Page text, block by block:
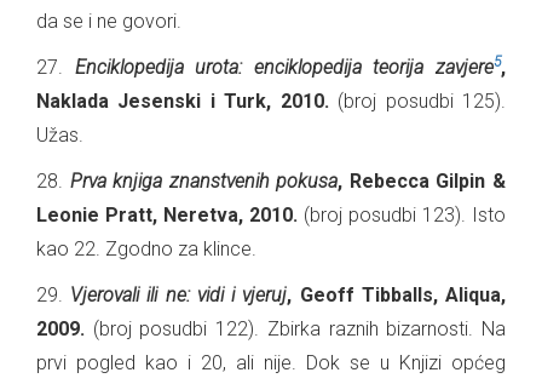
da se i ne govori.
27. Enciklopedija urota: enciklopedija teorija zavjere5,
Naklada Jesenski i Turk, 2010.(broj posudbi 125).
Užas.
28. Prva knjiga znanstvenih pokusa, Rebecca Gilpin &
Leonie Pratt, Neretva, 2010. (broj posudbi 123). Isto
kao 22. Zgodno za klince.
29. Vjerovali ili ne: vidi i vjeruj, Geoff Tibballs, Aliqua,
2009. (broj posudbi 122). Zbirka raznih bizarnosti. Na
prvi pogled kao i 20, ali nije. Dok se u Knjizi općeg